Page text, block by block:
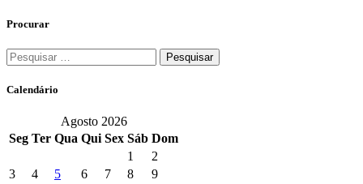
Procurar
Pesquisar
por:
Calendário
Agosto 2026
Seg Ter Qua Qui Sex Sáb Dom
1
2
3
4 5 6 7 8
9